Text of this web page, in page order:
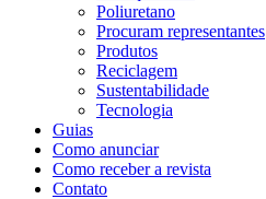
Poliuretano
Procuram representantes
Produtos
Reciclagem
Sustentabilidade
Tecnologia
Guias
Como anunciar
Como receber a revista
Contato